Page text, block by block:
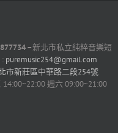
–新北市私立純粹音樂短
: puremusic254@gmail.com
市新莊區中華路二段254號
週六 09:00~21:00